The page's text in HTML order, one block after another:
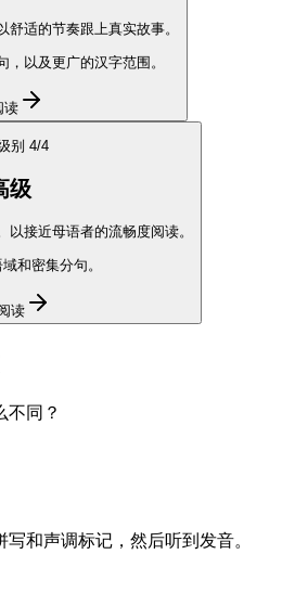
适的节奏跟上真实故事。
以及更广的汉字范围。
读
别 4/4
级
接近母语者的流畅度阅读。
和密集分句。
读
不同？
和声调标记，然后听到发音。